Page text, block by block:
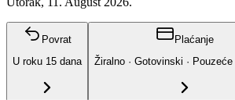
Povrat
U roku 15 dana
Plaćanje
Žiralno · Gotovinski · Pouzeće